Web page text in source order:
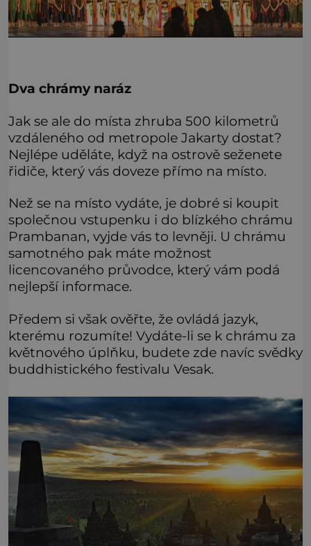
Dva chrámy naráz
Jak se ale do místa zhruba 500 kilometrů
vzdáleného od metropole Jakarty dostat?
Nejlépe uděláte, když na ostrově seženete
řidiče, který vás doveze přímo na místo.
Než se na místo vydáte, je dobré si koupit
společnou vstupenku i do blízkého chrámu
Prambanan, vyjde vás to levněji. U chrámu
samotného pak máte možnost
licencovaného průvodce, který vám podá
nejlepší informace.
Předem si však ověřte, že ovládá jazyk,
kterému rozumíte! Vydáte-li se k chrámu za
květnového úplňku, budete zde navíc svědky
buddhistického festivalu Vesak.